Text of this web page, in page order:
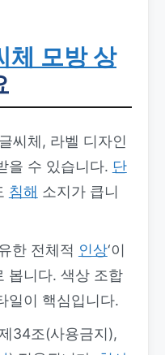
체 모방 상
씨체, 라벨 디자인
을 수 있습니다. 단
침해 소지가 큽니
한 전체적 인상‘이
봅니다. 색상 조합
일이 핵심입니다.
34조(사용금지),